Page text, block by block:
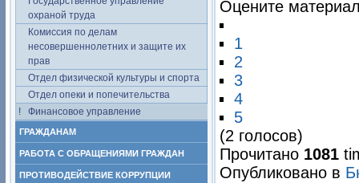
охраной труда
Комиссия по делам
несовершеннолетних и защите их
прав
Отдел физической культуры и спорта
Отдел опеки и попечительства
Финансовое управление
ГРАЖДАНАМ
РАБОТА С ОБРАЩЕНИЯМИ ГРАЖДАН
ПРОТИВОДЕЙСТВИЕ КОРРУПЦИИ
Оцените
1
2
3
4
5
(2 голосов)
Прочитано 1081
Опубликовано в